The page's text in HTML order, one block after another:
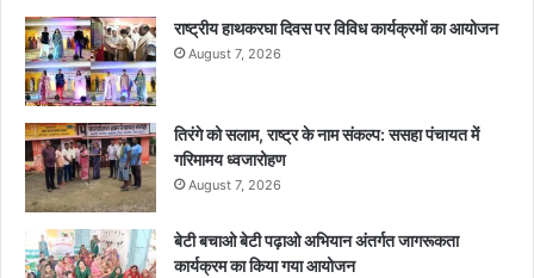
राष्ट्रीय हाथकरघा दिवस पर विविध कार्यक्रमों का आयोजन
August 7, 2026
तिरंगे को सलाम, राष्ट्र के नाम संकल्प: ससहा पंचायत में
गरिमामय ध्वजारोहण
August 7, 2026
बेटी बचाओ बेटी पढ़ाओ अभियान अंतर्गत जागरूकता
कार्यक्रम का किया गया आयोजन